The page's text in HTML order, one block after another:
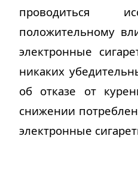
проводиться
положительному
электронные
никаких
об отказе от
снижении
электронные